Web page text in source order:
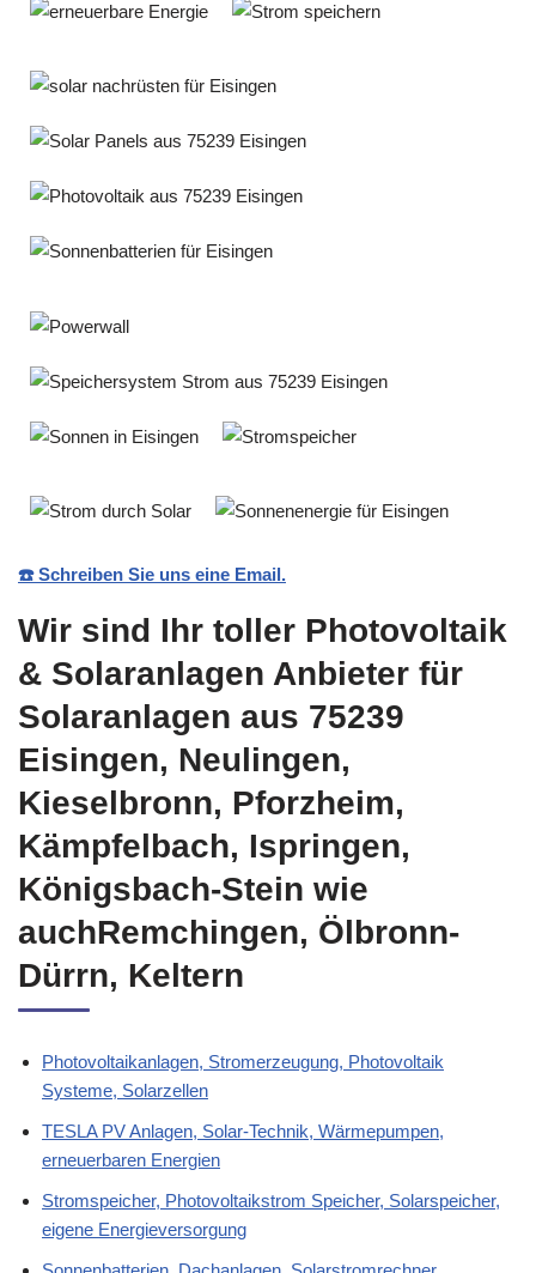
☎️ Schreiben Sie uns eine Email.
Wir sind Ihr toller Photovoltaik
& Solaranlagen Anbieter für
Solaranlagen aus 75239
Eisingen, Neulingen,
Kieselbronn, Pforzheim,
Kämpfelbach, Ispringen,
Königsbach-Stein wie
auchRemchingen, Ölbronn-
Dürrn, Keltern
Photovoltaikanlagen, Stromerzeugung, Photovoltaik
Systeme, Solarzellen
TESLA PV Anlagen, Solar-Technik, Wärmepumpen,
erneuerbaren Energien
Stromspeicher, Photovoltaikstrom Speicher, Solarspeicher,
eigene Energieversorgung